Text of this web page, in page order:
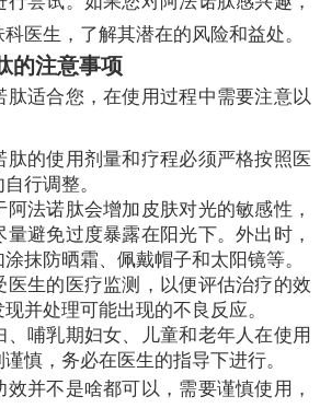
医生，了解其潜在的风险和益处。
的注意事项
肽适合您，在使用过程中需要注意以
肽的使用剂量和疗程必须严格按照医
行调整。
法诺肽会增加皮肤对光的敏感性，
避免过度暴露在阳光下。外出时，
抹防晒霜、佩戴帽子和太阳镜等。
医生的医疗监测，以便评估治疗的效
并处理可能出现的不良反应。
哺乳期妇女、儿童和老年人在使用
慎，务必在医生的指导下进行。
效并不是啥都可以，需要谨慎使用，